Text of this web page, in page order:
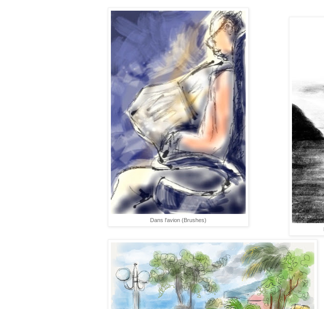
Dans l'avion (Brushes)